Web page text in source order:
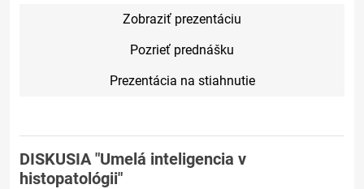
Zobraziť prezentáciu
Pozrieť prednášku
Prezentácia na stiahnutie
DISKUSIA "Umelá inteligencia v
histopatológii"